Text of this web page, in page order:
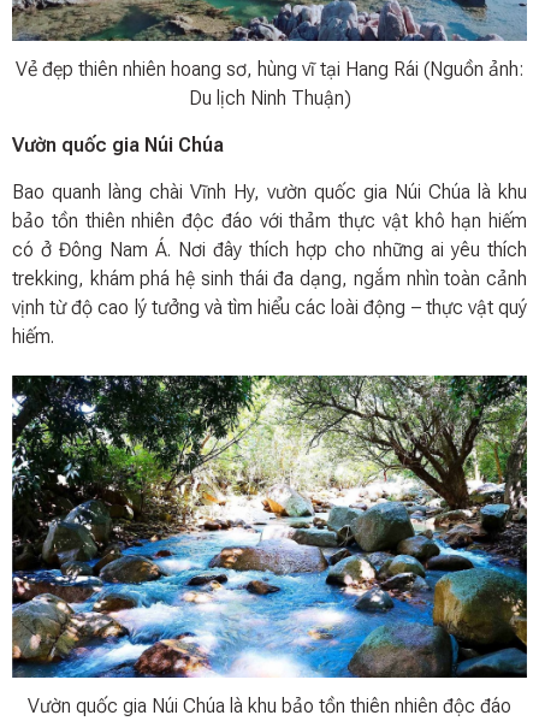
Vẻ đẹp thiên nhiên hoang sơ, hùng vĩ tại Hang Rái (Nguồn ảnh:
Du lịch Ninh Thuận)
Vườn quốc gia Núi Chúa
Bao quanh làng chài Vĩnh Hy, vườn quốc gia Núi Chúa là khu
bảo tồn thiên nhiên độc đáo với thảm thực vật khô hạn hiếm
có ở Đông Nam Á. Nơi đây thích hợp cho những ai yêu thích
trekking, khám phá hệ sinh thái đa dạng, ngắm nhìn toàn cảnh
vịnh từ độ cao lý tưởng và tìm hiểu các loài động – thực vật quý
hiếm.
Vườn quốc gia Núi Chúa là khu bảo tồn thiên nhiên độc đáo